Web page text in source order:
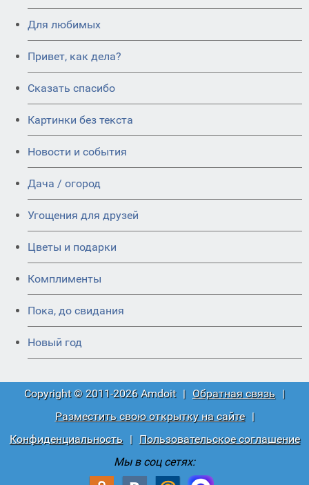
Для любимых
Привет, как дела?
Сказать спасибо
Картинки без текста
Новости и события
Дача / огород
Угощения для друзей
Цветы и подарки
Комплименты
Пока, до свидания
Новый год
Copyright © 2011-2026 Amdoit | Обратная связь |
Разместить свою открытку на сайте
|
Конфиденциальность
|
Пользовательское соглашение
Мы в соц сетях: